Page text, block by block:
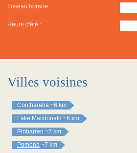
Fuseau horaire :
Heure d'été :
Villes voisines
Cootharaba ~6 km
Lake Macdonald ~6 km
Pinbarren ~7 km
Pomona ~7 km